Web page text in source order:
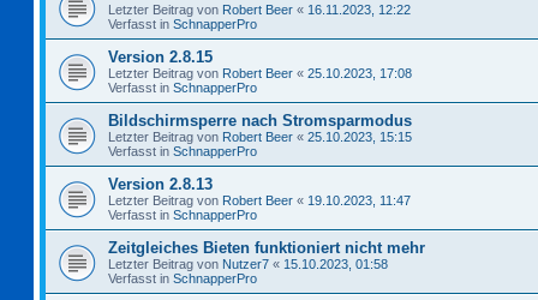
Letzter Beitrag von Robert Beer « 16.11.2023, 12:22
Verfasst in SchnapperPro
Version 2.8.15
Letzter Beitrag von Robert Beer « 25.10.2023, 17:08
Verfasst in SchnapperPro
Bildschirmsperre nach Stromsparmodus
Letzter Beitrag von Robert Beer « 25.10.2023, 15:15
Verfasst in SchnapperPro
Version 2.8.13
Letzter Beitrag von Robert Beer « 19.10.2023, 11:47
Verfasst in SchnapperPro
Zeitgleiches Bieten funktioniert nicht mehr
Letzter Beitrag von Nutzer7 « 15.10.2023, 01:58
Verfasst in SchnapperPro